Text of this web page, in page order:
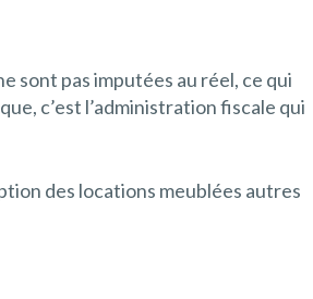
sont pas imputées au réel, ce qui
c’est l’administration fiscale qui
des locations meublées autres